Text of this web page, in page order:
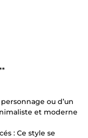
ou d’un
et moderne
: Ce style se